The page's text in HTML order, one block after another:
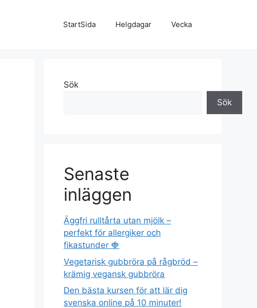
StartSida Helgdagar Vecka
Sök
Sök
Senaste
inläggen
Äggfri rulltårta utan mjölk –
perfekt för allergiker och
fikastunder 🍓
Vegetarisk gubbröra på rågbröd –
krämig vegansk gubbröra
Den bästa kursen för att lär dig
svenska online på 10 minuter!